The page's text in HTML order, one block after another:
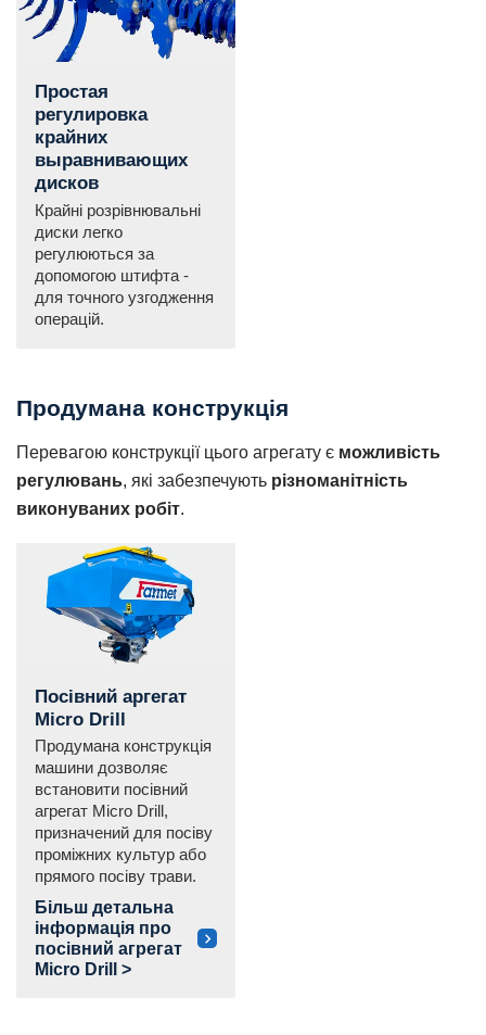
Простая
регулировка
крайних
выравнивающих
дисков
Крайні розрівнювальні
диски легко
регулюються за
допомогою штифта -
для точного узгодження
операцій.
Продумана конструкція
Перевагою конструкції цього агрегату є можливість
регулювань, які забезпечують різноманітність
виконуваних робіт.
Посівний аргегат
Micro Drill
Продумана конструкція
машини дозволяє
встановити посівний
агрегат Micro Drill,
призначений для посіву
проміжних культур або
прямого посіву трави.
Більш детальна
інформація про
посівний агрегат
Micro Drill >